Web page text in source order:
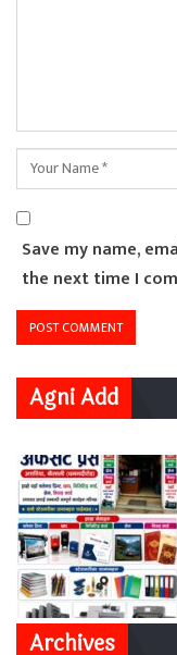
Save my name,
the next time I
Agni Add
Archives